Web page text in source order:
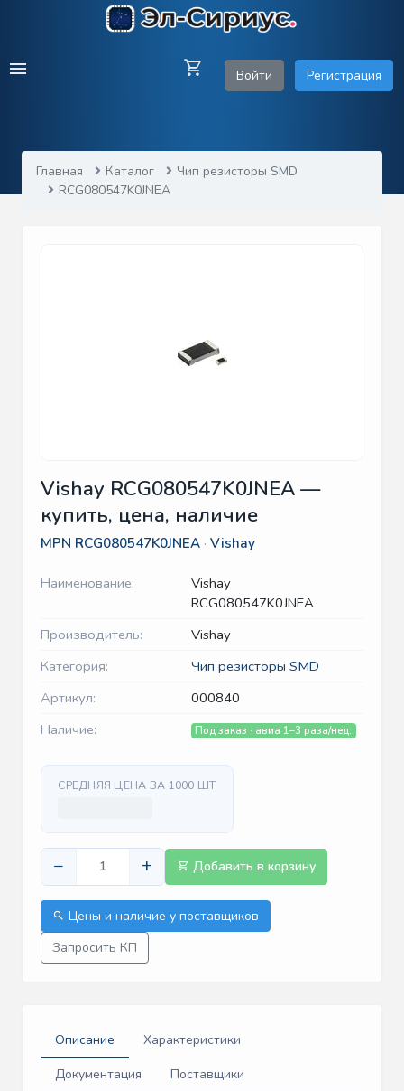
Войти Регистрация
Главная Каталог
Чип резисторы SMD
RCG080547K0JNEA
Vishay RCG080547K0JNEA —
купить, цена, наличие
MPN RCG080547K0JNEA · Vishay
Наименование:
Vishay
RCG080547K0JNEA
Производитель:
Vishay
Категория:
Чип резисторы SMD
Артикул:
000840
Наличие:
Под заказ · авиа 1–3 раза/нед.
СРЕДНЯЯ ЦЕНА ЗА 1000 ШТ
− + Добавить в корзину
Цены и наличие у поставщиков
Запросить КП
Описание
Характеристики
Документация
Поставщики